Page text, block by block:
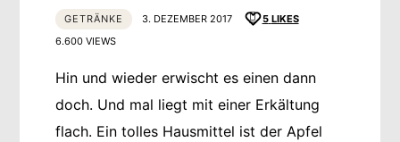
GETRÄNKE 3. DEZEMBER 2017 5 LIKES
6.600 VIEWS
Hin und wieder erwischt es einen dann
doch. Und mal liegt mit einer Erkältung
flach. Ein tolles Hausmittel ist der Apfel